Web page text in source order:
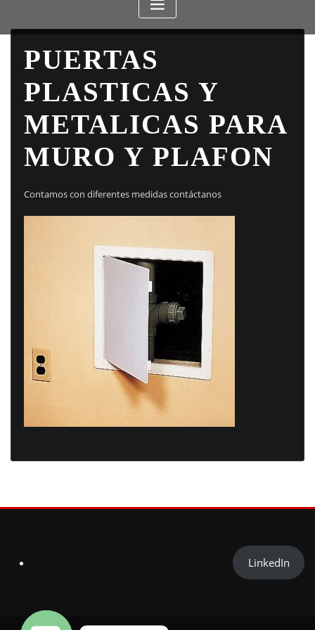
PUERTAS
PLASTICAS Y
METALICAS PARA
MURO Y PLAFON
Contamos con diferentes medidas contáctanos
LinkedIn